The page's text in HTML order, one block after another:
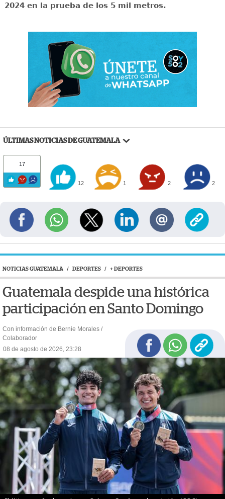
2024 en la prueba de los 5 mil metros.
ÚLTIMAS NOTICIAS DE GUATEMALA
17
12 1 2 2
NOTICIAS GUATEMALA / DEPORTES / + DEPORTES
Guatemala despide una histórica
participación en Santo Domingo
Con información de Bernie Morales /
Colaborador
08 de agosto de 2026, 23:28